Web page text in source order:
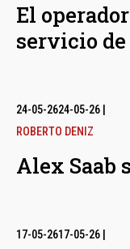
El
servicio
24-05-2624-05-26
ROBERTO DENIZ
Alex Saab
17-05-2617-05-26